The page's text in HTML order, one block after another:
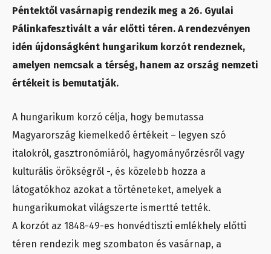
Péntektől vasárnapig rendezik meg a 26. Gyulai
Pálinkafesztivált a vár előtti téren. A rendezvényen
idén újdonságként hungarikum korzót rendeznek,
amelyen nemcsak a térség, hanem az ország nemzeti
értékeit is bemutatják.
A hungarikum korzó célja, hogy bemutassa
Magyarország kiemelkedő értékeit – legyen szó
italokról, gasztronómiáról, hagyományőrzésről vagy
kulturális örökségről -, és közelebb hozza a
látogatókhoz azokat a történeteket, amelyek a
hungarikumokat világszerte ismertté tették.
A korzót az 1848-49-es honvédtiszti emlékhely előtti
téren rendezik meg szombaton és vasárnap, a